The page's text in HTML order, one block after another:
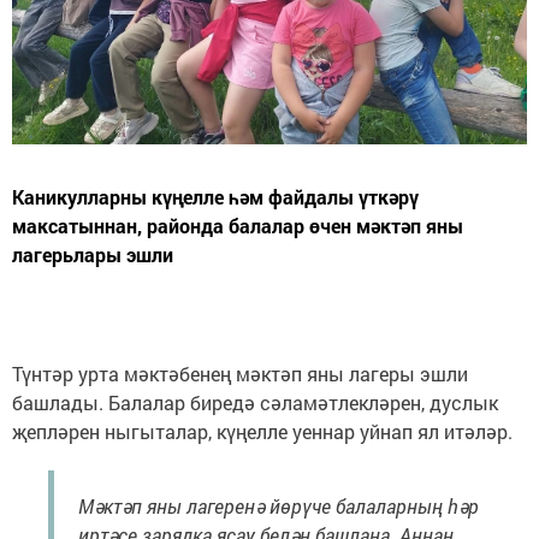
Каникулларны күңелле һәм файдалы үткәрү
максатыннан, районда балалар өчен мәктәп яны
лагерьлары эшли
Түнтәр урта мәктәбенең мәктәп яны лагеры эшли
башлады. Балалар биредә сәламәтлекләрен, дуслык
җепләрен ныгыталар, күңелле уеннар уйнап ял итәләр.
Мәктәп яны лагеренә йөрүче балаларның һәр